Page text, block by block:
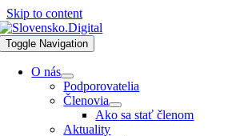
Skip to content
Toggle Navigation
O nás
Podporovatelia
Členovia
Ako sa stať členom
Aktuality